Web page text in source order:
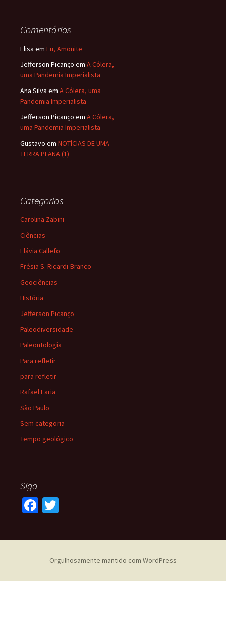
Comentários
Elisa em Eu, Amonite
Jefferson Picanço em A Cólera,
uma Pandemia Imperialista
Ana Silva em A Cólera, uma
Pandemia Imperialista
Jefferson Picanço em A Cólera,
uma Pandemia Imperialista
Gustavo em NOTÍCIAS DE UMA
TERRA PLANA (1)
Categorias
Carolina Zabini
Ciências
Flávia Callefo
Frésia S. Ricardi-Branco
Geociências
História
Jefferson Picanço
Paleodiversidade
Paleontologia
Para refletir
para refletir
Rafael Faria
São Paulo
Sem categoria
Tempo geológico
Siga
Fa
b
k
tt
er
Orgulhosamente mantido com WordPress